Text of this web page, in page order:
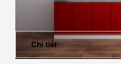
Chi tiết